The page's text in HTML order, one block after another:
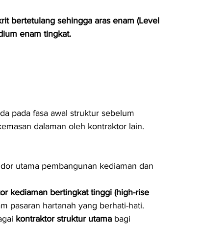
bertetulang sehingga aras enam (Level
enam tingkat.
pada fasa awal struktur sebelum
dalaman oleh kontraktor lain.
utama pembangunan kediaman dan
kediaman bertingkat tinggi (high-rise
pasaran hartanah yang berhati-hati.
kontraktor struktur utama bagi